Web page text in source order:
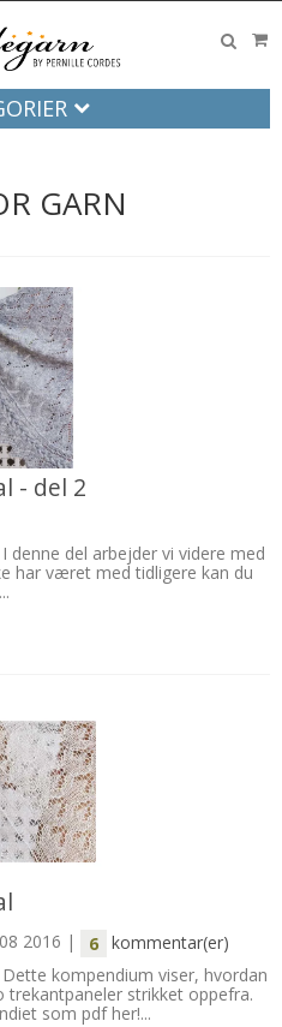
GARN
- del 2
denne del arbejder vi videre med
har været med tidligere kan du
2016 | 6 kommentar(er)
kompendium viser, hvordan
strikket oppefra.
som pdf her!...